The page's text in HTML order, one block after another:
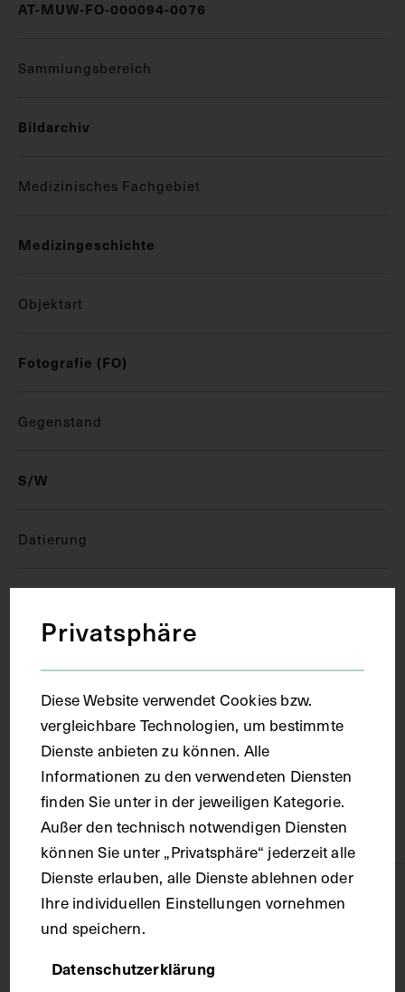
AT-MUW-FO-000094-0076
Sammlungsbereich
Bildarchiv
Medizinisches Fachgebiet
Medizingeschichte
Objektart
Fotografie (FO)
Gegenstand
S/W
Datierung
Material
Papier
Privatsphäre
Diese Website verwendet Cookies bzw.
vergleichbare Technologien, um bestimmte
Dienste anbieten zu können. Alle
Informationen zu den verwendeten Diensten
finden Sie unter in der jeweiligen Kategorie.
Außer den technisch notwendigen Diensten
können Sie unter „Privatsphäre“ jederzeit alle
Dienste erlauben, alle Dienste ablehnen oder
Ihre individuellen Einstellungen vornehmen
und speichern.
Datenschutzerklärung